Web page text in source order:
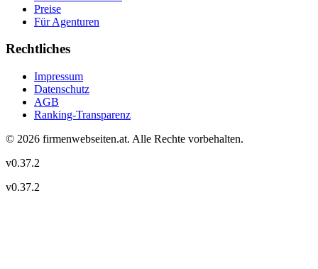
Preise
Für Agenturen
Rechtliches
Impressum
Datenschutz
AGB
Ranking-Transparenz
© 2026 firmenwebseiten.at. Alle Rechte vorbehalten.
v0.37.2
v0.37.2